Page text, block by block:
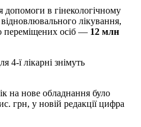
допомоги в гінекологічному
відновлювального лікування,
переміщених осіб — 12 млн
4-ї лікарні знімуть
на нове обладнання було
грн, у новій редакції цифра